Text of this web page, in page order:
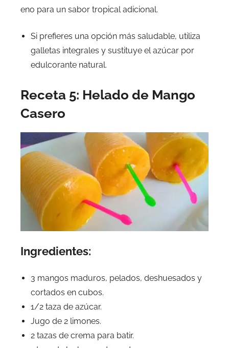
eno para un sabor tropical adicional.
Si prefieres una opción más saludable, utiliza
galletas integrales y sustituye el azúcar por
edulcorante natural.
Receta 5: Helado de Mango
Casero
Ingredientes:
3 mangos maduros, pelados, deshuesados y
cortados en cubos.
1/2 taza de azúcar.
Jugo de 2 limones.
2 tazas de crema para batir.